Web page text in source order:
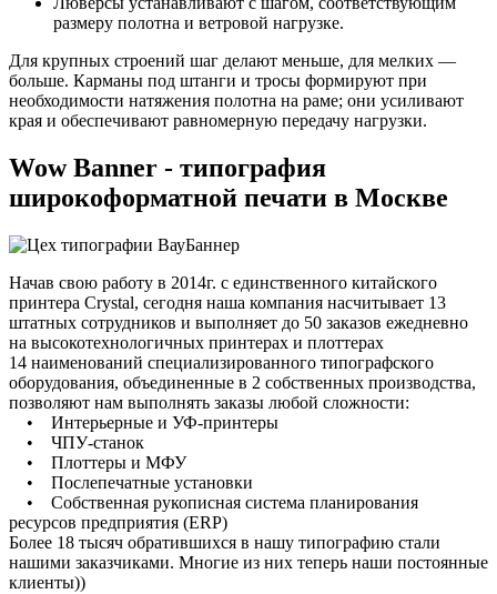
размеру полотна и ветровой нагрузке.
Для крупных строений шаг делают меньше, для мелких —
больше. Карманы под штанги и тросы формируют при
необходимости натяжения полотна на раме; они усиливают
края и обеспечивают равномерную передачу нагрузки.
Wow Banner - типография
широкоформатной печати в Москве
Начав свою работу в 2014г. с единственного китайского
принтера Crystal, сегодня наша компания насчитывает 13
штатных сотрудников и выполняет до 50 заказов ежедневно
на высокотехнологичных принтерах и плоттерах
14 наименований специализированного типографского
оборудования, объединенные в 2 собственных производства,
позволяют нам выполнять заказы любой сложности:
• Интерьерные и УФ-принтеры
• ЧПУ-станок
• Плоттеры и МФУ
• Послепечатные установки
• Собственная рукописная система планирования
ресурсов предприятия (ERP)
Более 18 тысяч обратившихся в нашу типографию стали
нашими заказчиками. Многие из них теперь наши постоянные
клиенты))